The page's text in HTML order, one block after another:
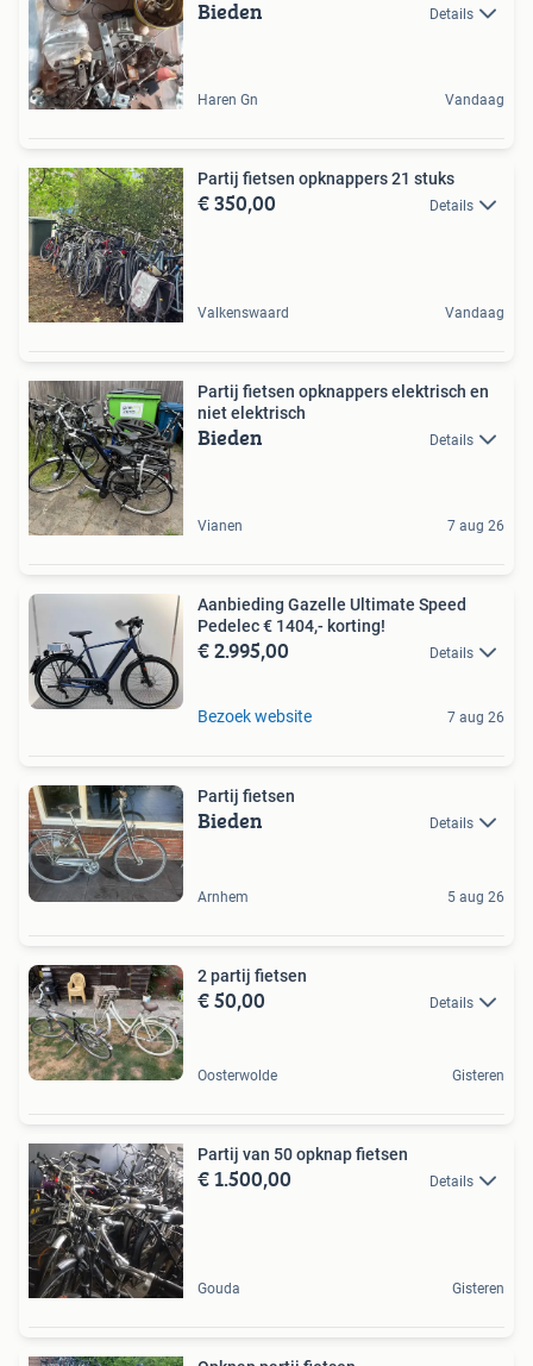
Bieden Details
Haren Gn Vandaag
Partij fietsen opknappers 21 stuks
€ 350,00 Details
Valkenswaard Vandaag
Partij fietsen opknappers elektrisch en
niet elektrisch
Bieden Details
Vianen 7 aug 26
Aanbieding Gazelle Ultimate Speed
Pedelec € 1404,- korting!
€ 2.995,00 Details
Bezoek website 7 aug 26
Partij fietsen
Bieden Details
Arnhem 5 aug 26
2 partij fietsen
€ 50,00 Details
Oosterwolde Gisteren
Partij van 50 opknap fietsen
€ 1.500,00 Details
Gouda Gisteren